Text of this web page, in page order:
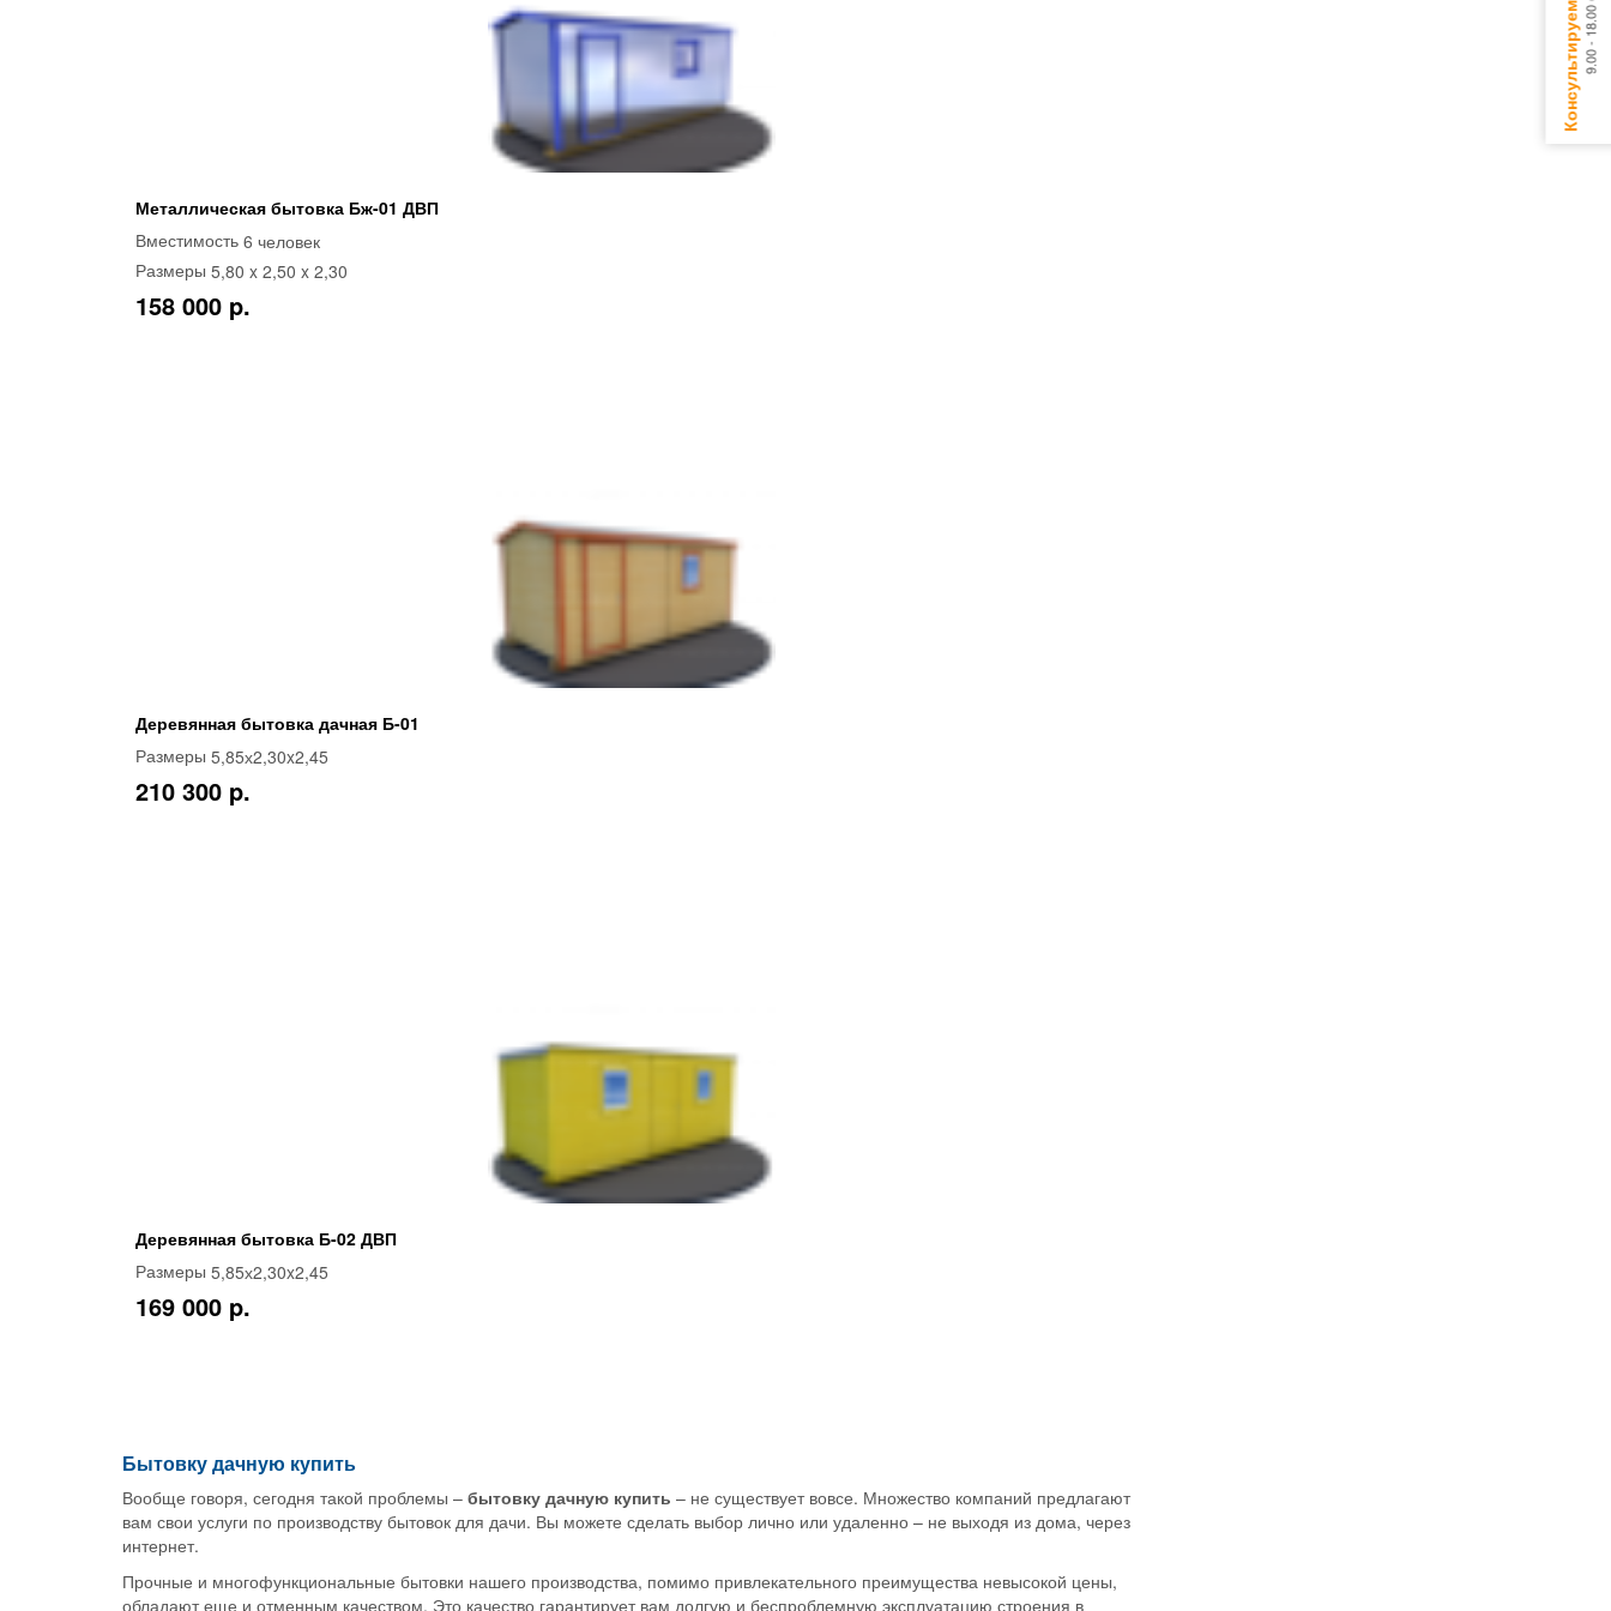
Металлическая бытовка Бж-01 ДВП
Вместимость 6 человек
Размеры 5,80 x 2,50 x 2,30
158 000 p.
Деревянная бытовка дачная Б-01
Размеры 5,85х2,30x2,45
210 300 p.
Деревянная бытовка Б-02 ДВП
Размеры 5,85х2,30x2,45
169 000 p.
Бытовку дачную купить
Вообще говоря, сегодня такой проблемы – бытовку дачную купить – не существует вовсе. Множество компаний предлагают
вам свои услуги по производству бытовок для дачи. Вы можете сделать выбор лично или удаленно – не выходя из дома, через
интернет.
Прочные и многофункциональные бытовки нашего производства, помимо привлекательного преимущества невысокой цены,
обладают еще и отменным качеством. Это качество гарантирует вам долгую и беспроблемную эксплуатацию строения в